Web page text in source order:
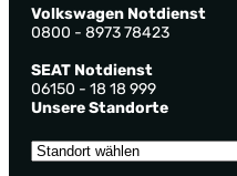
Volkswagen Notdienst
0800 - 8973 78423
SEAT Notdienst
06150 - 18 18 999
Unsere Standorte